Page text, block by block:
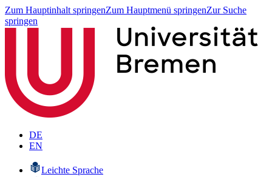
Zum Hauptinhalt springenZum Hauptmenü springenZur Suche
springen
DE
EN
Leichte Sprache